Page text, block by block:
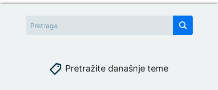
Pretražite današnje teme